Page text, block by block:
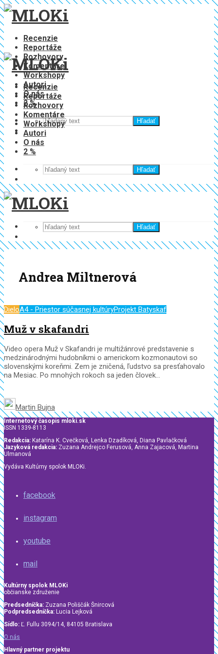
Recenzie
Reportáže
Rozhovory
Komentáre
Workshopy
Autori
O nás
2 %
Hľadať
Recenzie
Reportáže
Rozhovory
Komentáre
Workshopy
Autori
O nás
2 %
Hľadať
Hľadať
Andrea Miltnerová
DieloA4 - Priestor súčasnej kultúryProjekt Batyskaf
Muž v skafandri
Video opera Muž v Skafandri je multižánrové predstavenie s
medzinárodnými hudobníkmi o americkom kozmonautovi so
slovenskými koreňmi. Zem je zničená, ľudstvo sa presťahovalo
na Mesiac. Po mnohých rokoch sa jeden človek...
Martin Bujna
Internetový časopis mloki.sk
ISSN 1339-8113
Redakcia: Katarína K. Cvečková, Lenka Dzadíková, Diana Pavlačková
Jazyková redakcia: Zuzana Andrejco Ferusová, Anna Zajacová, Martina
Ulmanová
Vydáva Kultúrny spolok MLOKi.
facebook
instagram
youtube
mail
Kultúrny spolok MLOKi
občianske združenie
Predsedníčka: Zuzana Poliščák Šnircová
Podpredsedníčka: Lucia Lejková
Sídlo: Ľ. Fullu 3094/14, 84105 Bratislava
O nás
Hlavný partner projektu